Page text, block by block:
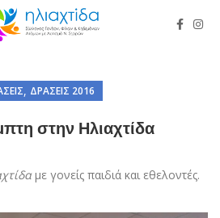
, ΔΡΆΣΕΙΣ 2016
στην Ηλιαχτίδα
με γονείς παιδιά και εθελοντές.